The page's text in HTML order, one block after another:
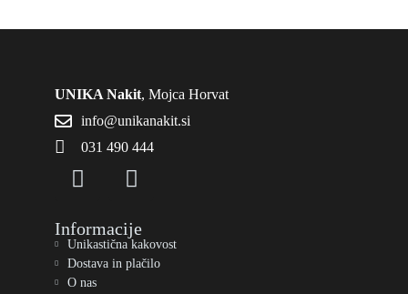
UNIKA Nakit, Mojca Horvat
info@unikanakit.si
031 490 444
Informacije
Unikastična kakovost
Dostava in plačilo
O nas